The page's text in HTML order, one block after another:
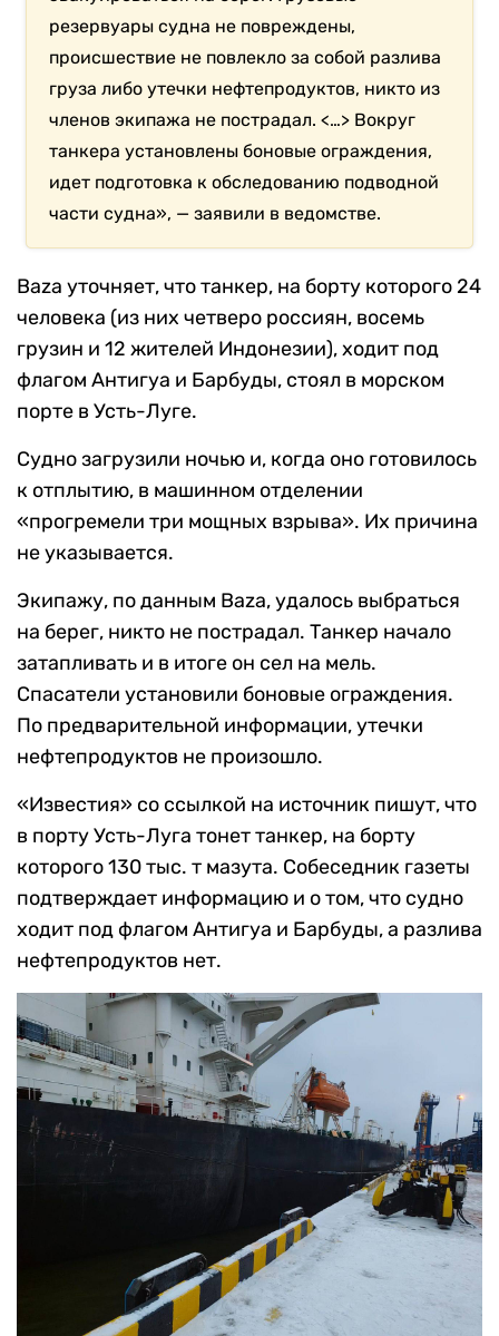
резервуары судна не повреждены,
происшествие не повлекло за собой разлива
груза либо утечки нефтепродуктов, никто из
членов экипажа не пострадал. <…> Вокруг
танкера установлены боновые ограждения,
идет подготовка к обследованию подводной
части судна», — заявили в ведомстве.
Baza уточняет, что танкер, на борту которого 24
человека (из них четверо россиян, восемь
грузин и 12 жителей Индонезии), ходит под
флагом Антигуа и Барбуды, стоял в морском
порте в Усть-Луге.
Судно загрузили ночью и, когда оно готовилось
к отплытию, в машинном отделении
«прогремели три мощных взрыва». Их причина
не указывается.
Экипажу, по данным Baza, удалось выбраться
на берег, никто не пострадал. Танкер начало
затапливать и в итоге он сел на мель.
Спасатели установили боновые ограждения.
По предварительной информации, утечки
нефтепродуктов не произошло.
«Известия» со ссылкой на источник пишут, что
в порту Усть-Луга тонет танкер, на борту
которого 130 тыс. т мазута. Собеседник газеты
подтверждает информацию и о том, что судно
ходит под флагом Антигуа и Барбуды, а разлива
нефтепродуктов нет.